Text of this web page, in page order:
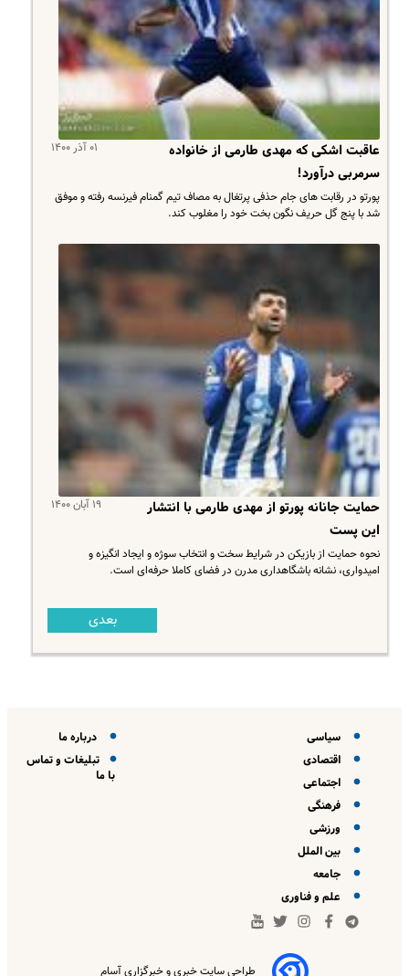
۰۱ آذر ۱۴۰۰
عاقبت اشکی که مهدی طارمی از خانواده
سرمربی درآورد!
پورتو در رقابت های جام حذفی پرتغال به مصاف تیم گمنام فیرنسه رفته و موفق
شد با پنج گل حریف نگون بخت خود را مغلوب کند.
۱۹ آبان ۱۴۰۰
حمایت جانانه پورتو از مهدی طارمی با انتشار
این پست
نحوه حمایت از بازیکن در شرایط سخت و انتخاب سوژه و ایجاد انگیزه و
امیدواری، نشانه باشگاهداری مدرن در فضای کاملا حرفه‌ای است.
بعدی
سیاسی
اقتصادی
اجتماعی
فرهنگی
ورزشی
بین الملل
جامعه
علم و فناوری
درباره ما
تبلیغات و تماس
با ما
طراحی سایت خبری و خبرگزاری آسام